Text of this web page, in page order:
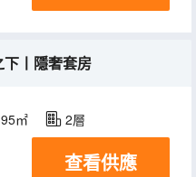
下丨隱奢套房
㎡ 2層
查看供應